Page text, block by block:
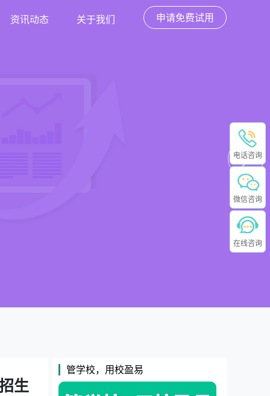
资讯动态 关于我们 申请免费试用
生
管学校，用校盈易
电话咨询
微信咨询
在线咨询